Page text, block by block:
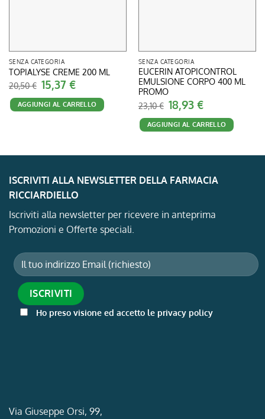
SENZA CATEGORIA
TOPIALYSE CREME 200 ML
20,50€ Il
prezzo
originale
era:
20,50 €.
15,37 €Il
prezzo
attuale
è:
15,37 €.
AGGIUNGI AL CARRELLO
SENZA CATEGORIA
EUCERIN ATOPICONTROL
EMULSIONE CORPO 400 ML
PROMO
23,10€ Il
prezzo
originale
era:
23,10 €.
18,93 €Il
prezzo
attuale
è:
18,93 €.
AGGIUNGI AL CARRELLO
ISCRIVITI ALLA NEWSLETTER DELLA FARMACIA
RICCIARDIELLO
Iscriviti alla newsletter per ricevere in anteprima
Promozioni e Offerte speciali.
Ho preso visione ed accetto le privacy policy
Via Giuseppe Orsi, 99,